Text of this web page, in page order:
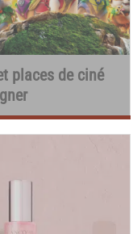
places de ciné